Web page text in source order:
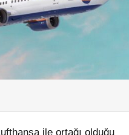
ile ortağı olduğu